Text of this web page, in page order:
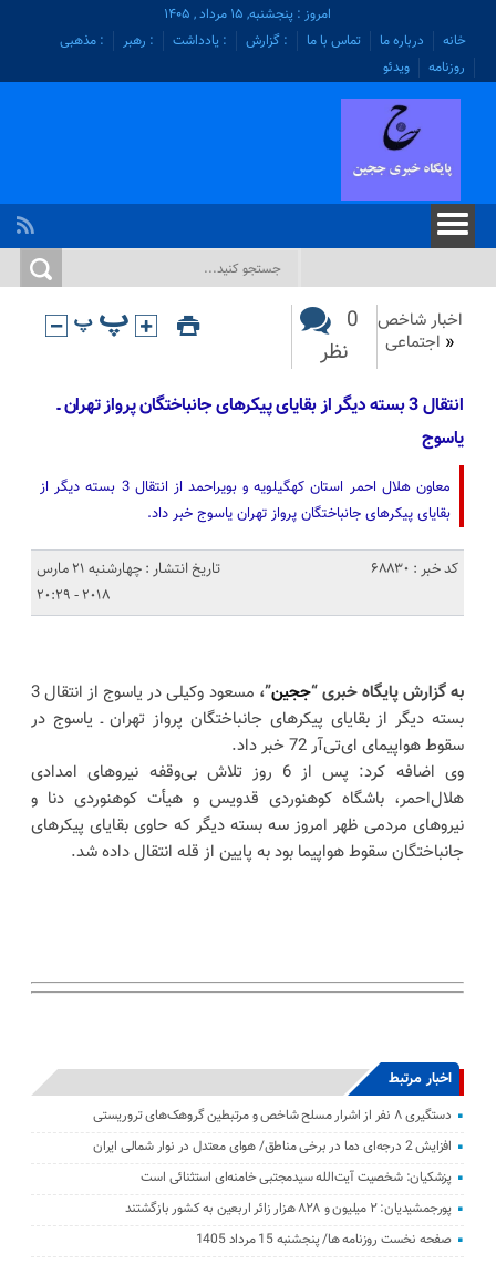
امروز : پنجشنبه, ۱۵ مرداد , ۱۴۰۵
خانه
درباره ما تماس با ما : گزارش : یادداشت : رهبر
: مذهبی
روزنامه
ویدئو
اخبار شاخص
« اجتماعی
0
نظر
انتقال 3 بسته دیگر از بقایای پیکرهای جانباختگان پرواز تهران ـ
یاسوج
معاون هلال‌ احمر استان کهگیلویه و بویراحمد از انتقال 3 بسته دیگر از
بقایای پیکرهای جانباختگان پرواز تهران یاسوج خبر داد.
کد خبر : 68830
تاریخ انتشار : چهارشنبه 21 مارس
2018 - 20:29
به گزارش پایگاه خبری “ججین”،
مسعود وکیلی در یاسوج از انتقال 3
بسته دیگر از بقایای پیکرهای جانباختگان پرواز تهران ـ یاسوج در
سقوط هواپیمای ای‌تی‌آر 72 خبر داد.
وی اضافه کرد: پس از 6 روز تلاش بی‌وقفه نیروهای امدادی
هلال‌احمر، باشگاه کوهنوردی قدویس و هیأت کوهنوردی دنا و
نیروهای مردمی ظهر امروز سه بسته دیگر که حاوی بقایای پیکرهای
جانباختگان سقوط هواپیما بود به پایین از قله انتقال داده شد.
اخبار مرتبط
دستگیری ۸ نفر از اشرار مسلح شاخص و مرتبطین گروهک‌های تروریستی
افزایش 2 درجه‌ای دما در برخی مناطق/ هوای معتدل در نوار شمالی ایران
پزشکیان: شخصیت آیت‌الله سیدمجتبی خامنه‌ای استثنائی است
پورجمشیدیان: ۲ میلیون و ۸۲۸ هزار زائر اربعین به کشور بازگشتند
صفحه نخست روزنامه ها/ پنجشنبه 15 مرداد 1405